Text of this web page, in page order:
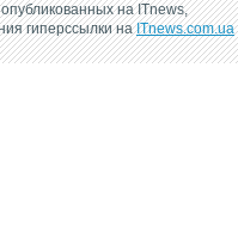
на ITnews,
гиперссылки наITnews.com.ua